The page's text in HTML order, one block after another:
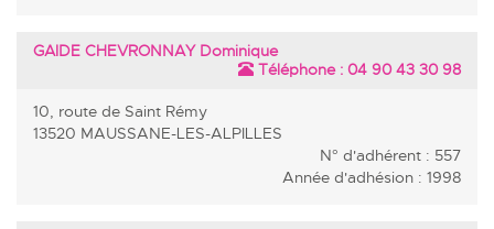
GAIDE CHEVRONNAY Dominique
Téléphone : 04 90 43 30 98
10, route de Saint Rémy
13520 MAUSSANE-LES-ALPILLES
N° d'adhérent : 557
Année d'adhésion : 1998